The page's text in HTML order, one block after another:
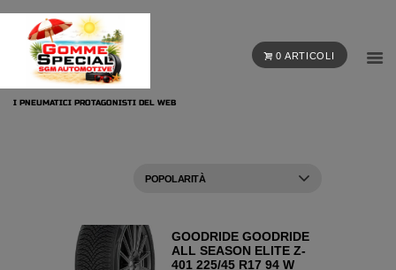
0 ARTICOLI
I PNEUMATICI PROTAGONISTI DEL WEB
GOODRIDE GOODRIDE
ALL SEASON ELITE Z-
401 225/45 R17 94 W